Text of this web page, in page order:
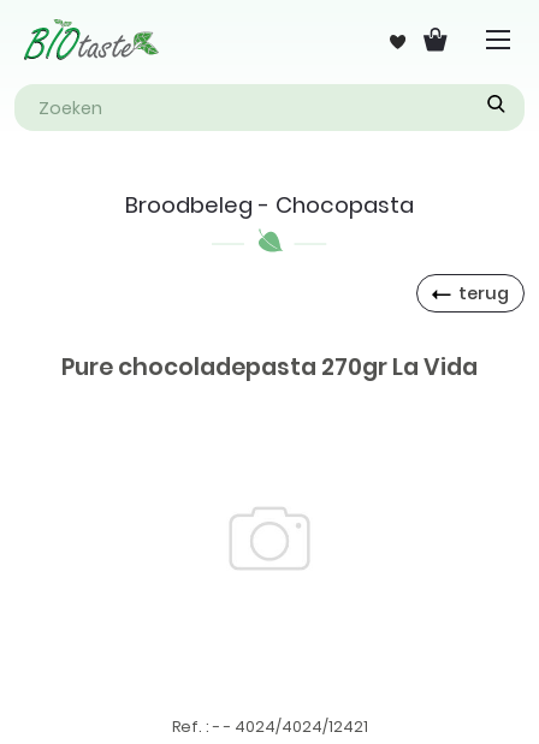
Broodbeleg - Chocopasta
terug
Pure chocoladepasta 270gr La Vida
Ref. : - - 4024/4024/12421